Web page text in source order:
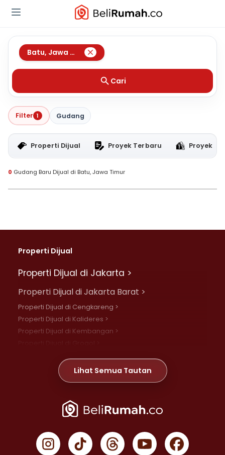
Batu, Jawa Timur
Cari
Filter 1 Gudang
Properti Dijual Proyek Terbaru Proyek
0 Gudang Baru Dijual di Batu, Jawa Timur
Properti Dijual
Properti Dijual di Jakarta >
Properti Dijual di Jakarta Barat >
Properti Dijual di Cengkareng >
Properti Dijual di Kalideres >
Properti Dijual di Kembangan >
Properti Dijual di Meruya >
Properti Dijual di Jelambar >
Properti Dijual di Jakarta Pusat >
Properti Dijual di Gambir >
Properti Dijual di Johar Baru >
Lihat Semua Tautan